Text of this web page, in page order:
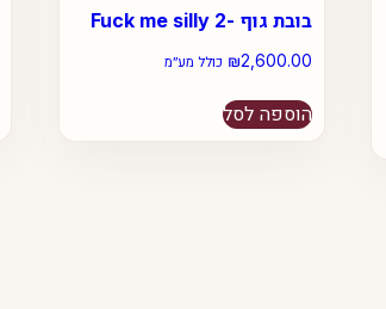
בובת גוף -2 Fuck me silly
₪2,600.00 כולל מע״מ
הוספה לסל